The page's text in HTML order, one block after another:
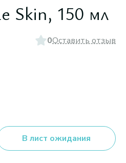
Skin, 150 мл
0Оставить отзыв
В лист ожидания